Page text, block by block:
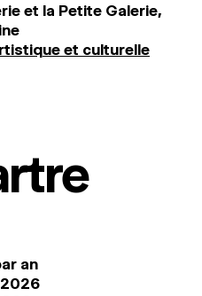
et la Petite Galerie,
et culturelle
an
2026